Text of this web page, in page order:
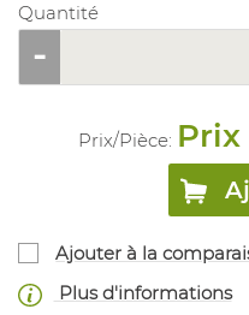
Quantité
Prix/Pièce: Prix
Ajouter à la
Plus d'informations